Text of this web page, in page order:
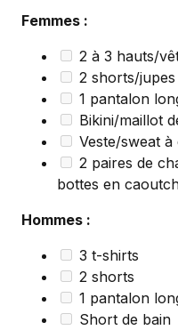
Femmes :
2 à 3 hauts/
2 shorts/jupes
1 pantalon
Bikini/maillot
Veste/sweat
2 paires de
bottes en
Hommes :
3 t-shirts
2 shorts
1 pantalon
Short de bain